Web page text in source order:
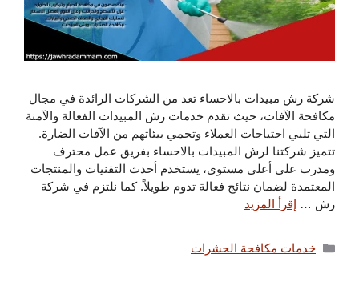
شركة رش مبيدات بالاحساء تعد من الشركات الرائدة في مجال
مكافحة الآفات، حيث تقدم خدمات رش المبيدات الفعالة والآمنة
التي تلبي احتياجات العملاء وتحمي بيئاتهم من الآفات الضارة.
تتميز شركتنا لرش المبيدات بالاحساء بفريق عمل محترف
ومدرب على أعلى مستوى، يستخدم أحدث التقنيات والمنتجات
المعتمدة لضمان نتائج فعالة تدوم طويلاً. كما نلتزم في شركة
رش … إقرأ المزيد
التصنيفات
خدمات مكافحة الحشرات